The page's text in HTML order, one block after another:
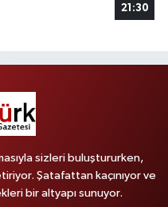
21:30
sizleri buluştururken,
Şatafattan kaçınıyor ve
bir altyapı sunuyor.